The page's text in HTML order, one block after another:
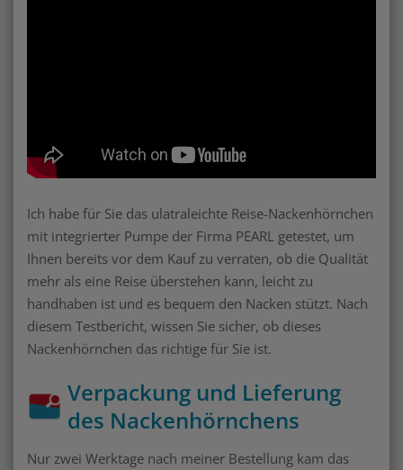
Ich habe für Sie das ulatraleichte Reise-Nackenhörnchen
mit integrierter Pumpe der Firma PEARL getestet, um
Ihnen bereits vor dem Kauf zu verraten, ob die Qualität
mehr als eine Reise überstehen kann, leicht zu
handhaben ist und es bequem den Nacken stützt. Nach
diesem Testbericht, wissen Sie sicher, ob dieses
Nackenhörnchen das richtige für Sie ist.
Verpackung und Lieferung
des Nackenhörnchens
Nur zwei Werktage nach meiner Bestellung kam das